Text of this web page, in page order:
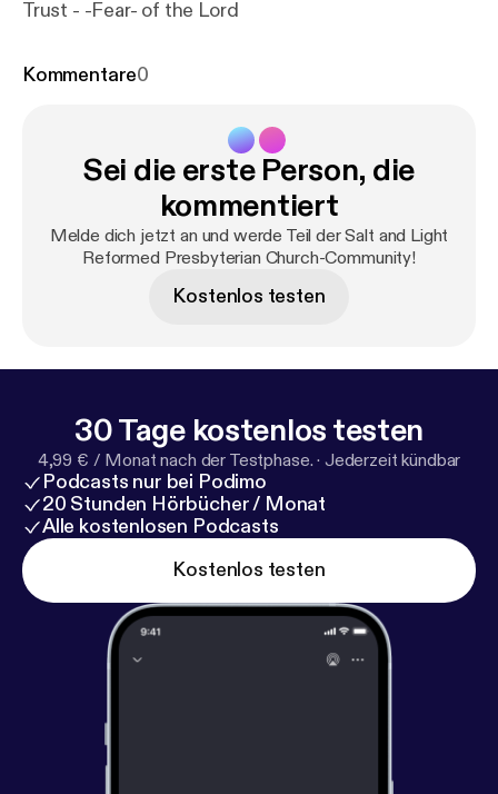
Trust - -Fear- of the Lord
Kommentare0
Sei die erste Person, die
kommentiert
Melde dich jetzt an und werde Teil der Salt and Light
Reformed Presbyterian Church-Community!
Kostenlos testen
30 Tage kostenlos testen
4,99 € / Monat nach der Testphase. · Jederzeit kündbar
Podcasts nur bei Podimo
20 Stunden Hörbücher / Monat
Alle kostenlosen Podcasts
Kostenlos testen